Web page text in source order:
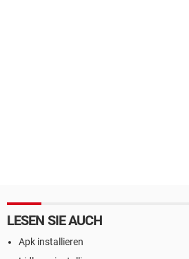
LESEN SIE AUCH
Apk installieren